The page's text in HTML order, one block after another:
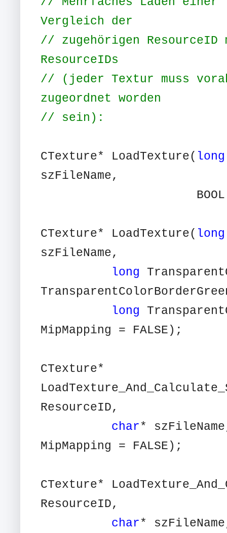
Vergleich der
// zugehörigen
ResourceIDs
// (jeder Textur muss
zugeordnet worden
// sein):
CTexture* LoadTexture( long
szFileName,
BOOL
CTexture* LoadTexture( long
szFileName,
long
long
MipMapping = FALSE);
CTexture*
ResourceID,
char*
MipMapping = FALSE);
CTexture*
ResourceID,
char*